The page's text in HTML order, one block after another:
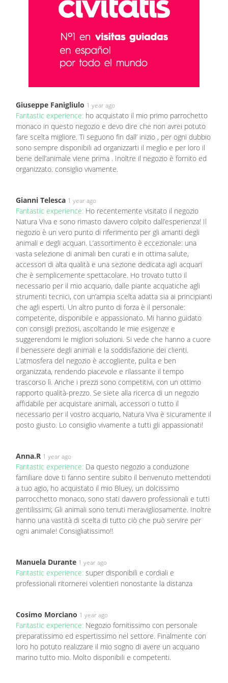
Giuseppe Fanigliulo 1 year ago
Fantastic experience: ho acquistato il mio primo parrochetto
monaco in questo negozio e devo dire che non avrei potuto
fare scelta migliore. Ti seguono fin dall’ inizio , per ogni dubbio
sono sempre disponibili ad organizzarti il meglio e per loro il
bene dell’animale viene prima . Inoltre il negozio è fornito ed
organizzato. consiglio vivamente.
Gianni Telesca 1 year ago
Fantastic experience: Ho recentemente visitato il negozio
Natura Viva e sono rimasto davvero colpito dall’esperienza! Il
negozio è un vero punto di riferimento per gli amanti degli
animali e degli acquari. L’assortimento è eccezionale: una
vasta selezione di animali ben curati e in ottima salute,
accessori di alta qualità e una sezione dedicata agli acquari
che è semplicemente spettacolare. Ho trovato tutto il
necessario per il mio acquario, dalle piante acquatiche agli
strumenti tecnici, con un’ampia scelta adatta sia ai principianti
che agli esperti. Un altro punto di forza è il personale:
competente, disponibile e appassionato. Mi hanno guidato
con consigli preziosi, ascoltando le mie esigenze e
suggerendomi le migliori soluzioni. Si vede che hanno a cuore
il benessere degli animali e la soddisfazione dei clienti.
L’atmosfera del negozio è accogliente, pulita e ben
organizzata, rendendo piacevole e rilassante il tempo
trascorso lì. Anche i prezzi sono competitivi, con un ottimo
rapporto qualità-prezzo. Se siete alla ricerca di un negozio
affidabile per acquistare animali, accessori o tutto il
necessario per il vostro acquario, Natura Viva è sicuramente il
posto giusto. Lo consiglio vivamente a tutti gli appassionati!
Anna.R 1 year ago
Fantastic experience: Da questo negozio a conduzione
familiare dove ti fanno sentire subito il benvenuto mettendoti
a tuo agio, ho acquistato il mio Bluey, un dolcissimo
parrocchetto monaco, sono stati davvero professionali e tutti
gentilissimi; Gli animali sono tenuti meravigliosamente. Inoltre
hanno una vastità di scelta di tutto ciò che può servire per
ogni animale! Consigliatissimo!!
Manuela Durante 1 year ago
Fantastic experience: super disponibili e cordiali e
professionali ritornerei volentieri nonostante la distanza
Cosimo Morciano 1 year ago
Fantastic experience: Negozio fornitissimo con personale
preparatissimo ed espertissimo nel settore. Finalmente con
loro ho potuto realizzare il mio sogno di avere un acquario
marino tutto mio. Molto disponibili e competenti.